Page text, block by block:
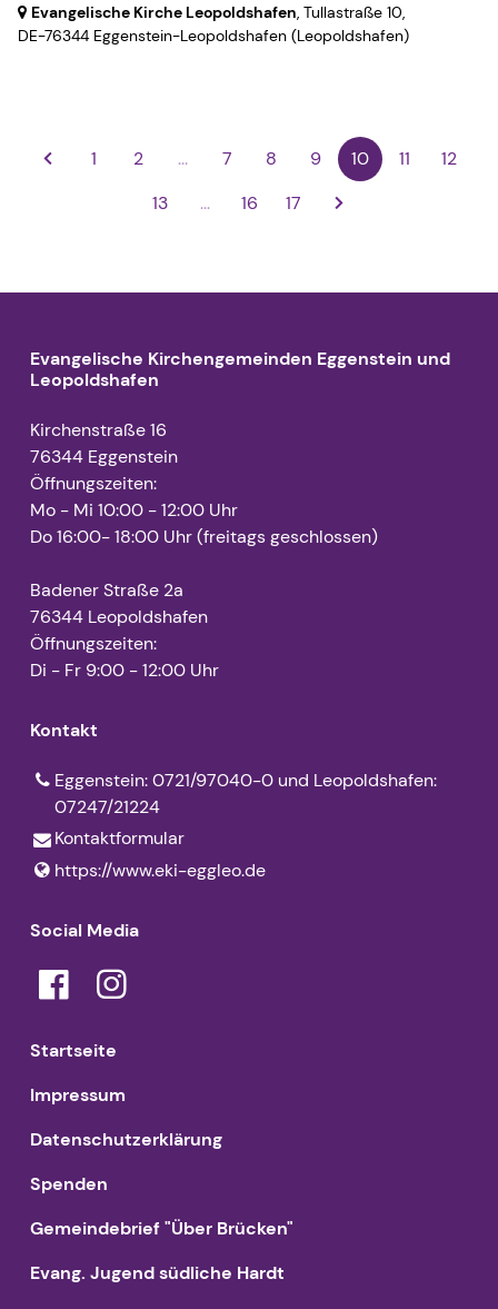
Evangelische Kirche Leopoldshafen, Tullastraße 10,
DE-76344 Eggenstein-Leopoldshafen (Leopoldshafen)
1 2 ... 7 8 9 10 11
12
13
... 16 17
Evangelische Kirchengemeinden Eggenstein und
Leopoldshafen
Kirchenstraße 16
76344 Eggenstein
Öffnungszeiten:
Mo - Mi 10:00 - 12:00 Uhr
Do 16:00- 18:00 Uhr (freitags geschlossen)
Badener Straße 2a
76344 Leopoldshafen
Öffnungszeiten:
Di - Fr 9:00 - 12:00 Uhr
Kontakt
Eggenstein: 0721/97040-0 und Leopoldshafen:
07247/21224
Kontaktformular
https://www.​eki-eggleo.​de
Social Media
Startseite
Impressum
Datenschutzerklärung
Spenden
Gemeindebrief "Über Brücken"
Evang. Jugend südliche Hardt